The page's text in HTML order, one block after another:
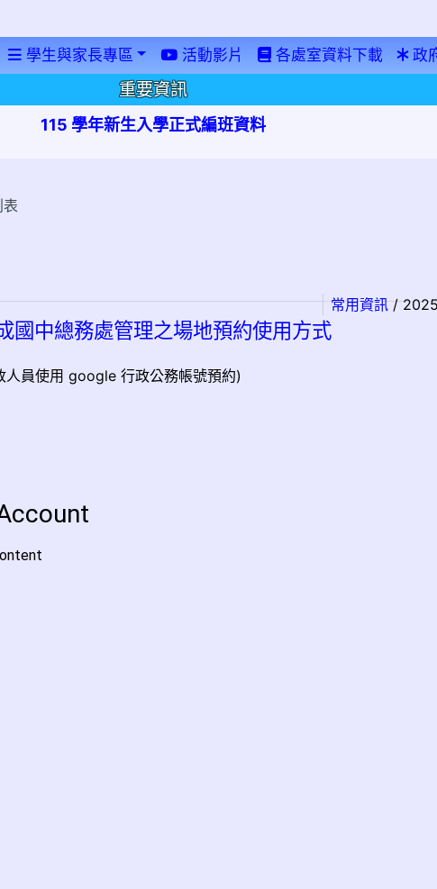
學生與家長專區 活動影片 各處室資料下載 政
重要資訊
115 學年新生入學正式編班資料
表
常用資訊/
國中總務處管理之場地預約使用方式
員使用 google 行政公務帳號預約)